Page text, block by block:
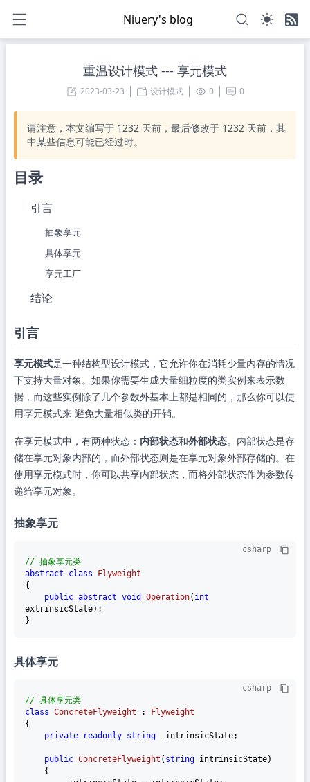
Niuery's blog
重温设计模式 --- 享元模式
2023-03-23 设计模式 0 0
请注意，本文编写于 1232 天前，最后修改于 1232 天前，其
中某些信息可能已经过时。
目录
引言
抽象享元
具体享元
享元工厂
结论
引言
享元模式是一种结构型设计模式，它允许你在消耗少量内存的情况
下支持大量对象。如果你需要生成大量细粒度的类实例来表示数
据，而这些实例除了几个参数外基本上都是相同的，那么你可以使
用享元模式来 避免大量相似类的开销。
在享元模式中，有两种状态： 内部状态和外部状态。内部状态是存
储在享元对象内部的，而外部状态则是在享元对象外部存储的。在
使用享元模式时，你可以共享内部状态，而将外部状态作为参数传
递给享元对象。
抽象享元
csharp
// 抽象享元类
abstract
class
Flyweight
{
public abstract void Operation( int
extrinsicState) ;
具体享元
csharp
// 具体享元类
class ConcreteFlyweight :
Flyweight
{
private
readonly string _intrinsicState;
public ConcreteFlyweight ( string intrinsicState)